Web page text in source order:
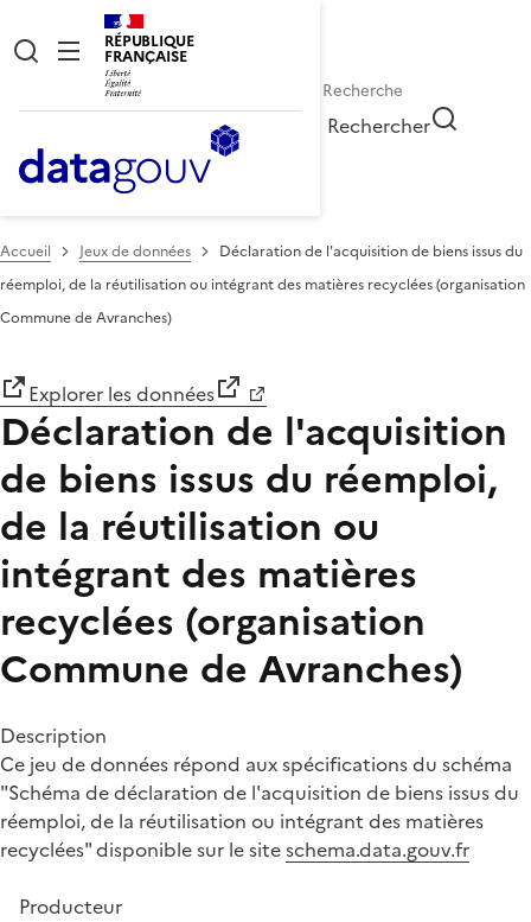
RÉPUBLIQUE
FRANÇAISE
Rechercher
Accueil Jeux de données
Déclaration de l'acquisition de biens issus du
réemploi, de la réutilisation ou intégrant des matières recyclées (organisation
Commune de Avranches)
Explorer les données
Déclaration de l'acquisition
de biens issus du réemploi,
de la réutilisation ou
intégrant des matières
recyclées (organisation
Commune de Avranches)
Description
Ce jeu de données répond aux spécifications du schéma
"Schéma de déclaration de l'acquisition de biens issus du
réemploi, de la réutilisation ou intégrant des matières
recyclées" disponible sur le siteschema.data.gouv.fr
Producteur